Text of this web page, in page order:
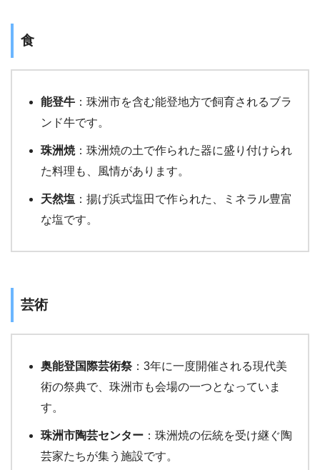
食
能登牛 ：珠洲市を含む能登地方で飼育されるブラ
ンド牛です。
珠洲焼 ：珠洲焼の土で作られた器に盛り付けられ
た料理も、風情があります。
天然塩 ：揚げ浜式塩田で作られた、ミネラル豊富
な塩です。
芸術
奥能登国際芸術祭 ：3年に一度開催される現代美
術の祭典で、珠洲市も会場の一つとなっていま
す。
珠洲市陶芸センター ：珠洲焼の伝統を受け継ぐ陶
芸家たちが集う施設です。